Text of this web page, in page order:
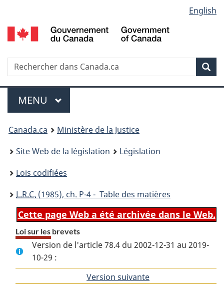
au
contenu
propos
de
la
HTML
simplifiée
selection
English
Recherche
Menu
MENU PRINCIPAL
You
are
here:
Canada.ca
Ministère de la Justice
Site Web de la législation
Législation
Lois codifiées
L.R.C. (1985), ch. P-4 - Table des matières
Cette page Web a été archivée dans le Web.
Loi sur les brevets
Version de l'article 78.4 du 2002-12-31 au 2019-
10-29 :
Version suivante